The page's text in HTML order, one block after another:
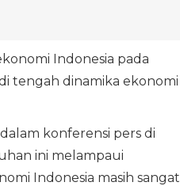
Indonesia pada
tengah dinamika ekonomi
konferensi pers di
ini melampaui
Indonesia masih sangat